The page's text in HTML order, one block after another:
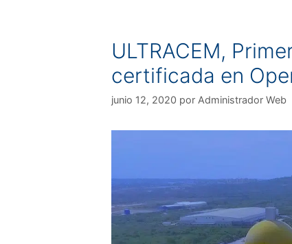
ULTRACEM,
certificada en
junio 12, 2020 por Administrador Web